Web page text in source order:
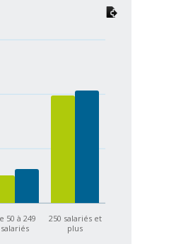
50 à 249
salariés
250 salariés et
plus